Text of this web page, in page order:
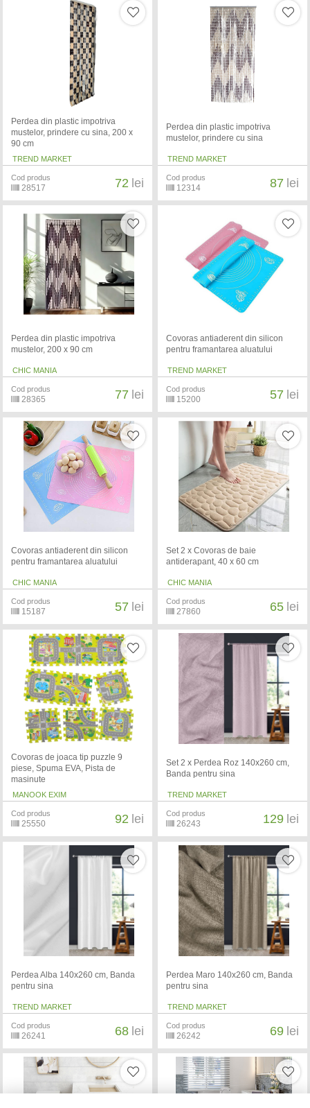
Perdea din plastic impotriva
mustelor, prindere cu sina, 200 x
90 cm
TREND MARKET
Cod produs
28517 72 lei
Perdea din plastic impotriva
mustelor, prindere cu sina
TREND MARKET
Cod produs
12314 87 lei
Perdea din plastic impotriva
mustelor, 200 x 90 cm
CHIC MANIA
Cod produs
28365 77 lei
Covoras antiaderent din silicon
pentru framantarea aluatului
TREND MARKET
Cod produs
15200 57 lei
Covoras antiaderent din silicon
pentru framantarea aluatului
CHIC MANIA
Cod produs
15187 57 lei
Set 2 x Covoras de baie
antiderapant, 40 x 60 cm
CHIC MANIA
Cod produs
27860 65 lei
Covoras de joaca tip puzzle 9
piese, Spuma EVA, Pista de
masinute
MANOOK EXIM
Cod produs
25550 92 lei
Set 2 x Perdea Roz 140x260 cm,
Banda pentru sina
TREND MARKET
Cod produs
26243 129 lei
Perdea Alba 140x260 cm, Banda
pentru sina
TREND MARKET
Cod produs
26241 68 lei
Perdea Maro 140x260 cm, Banda
pentru sina
TREND MARKET
Cod produs
26242 69 lei